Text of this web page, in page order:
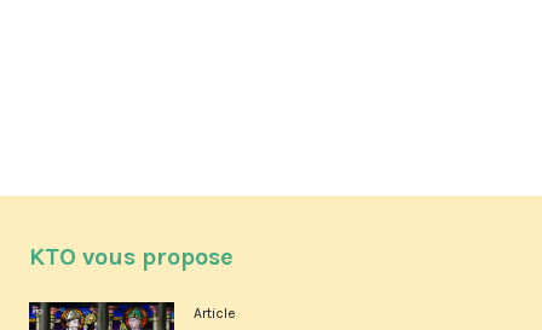
KTO vous propose
Article